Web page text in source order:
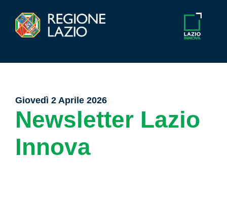
Giovedì 2 Aprile 2026
Newsletter Lazio
Innova